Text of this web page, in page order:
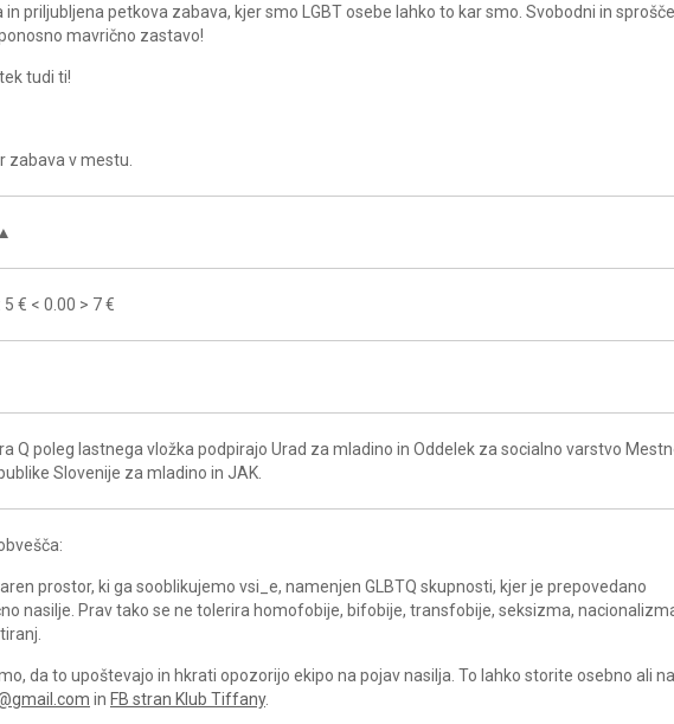
in priljubljena petkova zabava, kjer smo LGBT osebe lahko to kar smo. Svobodni in
mavrično zastavo!
tudi ti!
zabava v mestu.
: 5 € < 0.00 > 7 €
Q poleg lastnega vložka podpirajo Urad za mladino in Oddelek za socialno varstvo
Slovenije za mladino in JAK.
prostor, ki ga sooblikujemo vsi_e, namenjen GLBTQ skupnosti, kjer je prepovedano
nasilje. Prav tako se ne tolerira homofobije, bifobije, transfobije, seksizma,
da to upoštevajo in hkrati opozorijo ekipo na pojav nasilja. To lahko storite osebno ali
in FB stran Klub Tiffany.